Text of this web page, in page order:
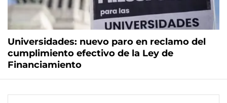
Universidades: nuevo paro en reclamo del
cumplimiento efectivo de la Ley de
Financiamiento